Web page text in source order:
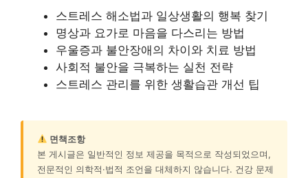
스트레스 해소법과 일상생활의 행복 찾기
명상과 요가로 마음을 다스리는 방법
우울증과 불안장애의 차이와 치료 방법
사회적 불안을 극복하는 실천 전략
스트레스 관리를 위한 생활습관 개선 팁
면책조항
본 게시글은 일반적인 정보 제공을 목적으로 작성되었으며,
전문적인 의학적·법적 조언을 대체하지 않습니다. 건강 문제